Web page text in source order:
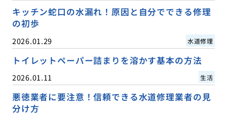
キッチン蛇口の水漏れ！原因と自分でできる修理
の初歩
2026.01.29 水道修理
トイレットペーパー詰まりを溶かす基本の方法
2026.01.11 生活
悪徳業者に要注意！信頼できる水道修理業者の見
分け方